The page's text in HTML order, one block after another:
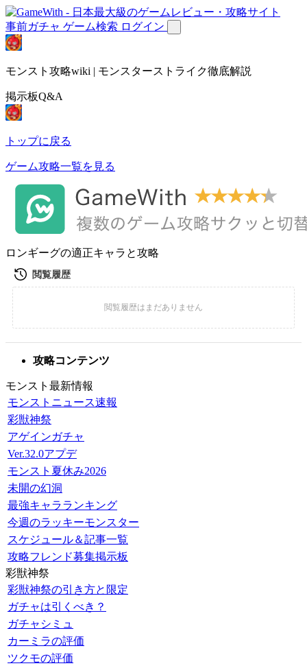
事前ガチャ ゲーム検索 ログイン
モンスト攻略wiki | モンスターストライク徹底解説
掲示板Q&A
トップに戻る
ゲーム攻略一覧を見る
ロンギーグの適正キャラと攻略
攻略コンテンツ
モンスト最新情報
モンストニュース速報
彩獣神祭
アゲインガチャ
Ver.32.0アプデ
モンスト夏休み2026
未開の幻洞
最強キャラランキング
今週のラッキーモンスター
スケジュール＆記事一覧
攻略フレンド募集掲示板
彩獣神祭
彩獣神祭の引き方と限定
ガチャは引くべき？
ガチャシミュ
カーミラの評価
ツクモの評価